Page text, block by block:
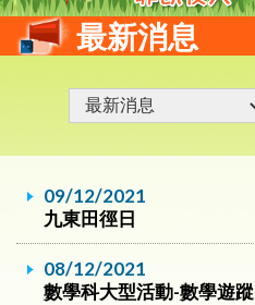
最新消息
09/12/2021
九東田徑日
08/12/2021
數學科大型活動-數學遊蹤